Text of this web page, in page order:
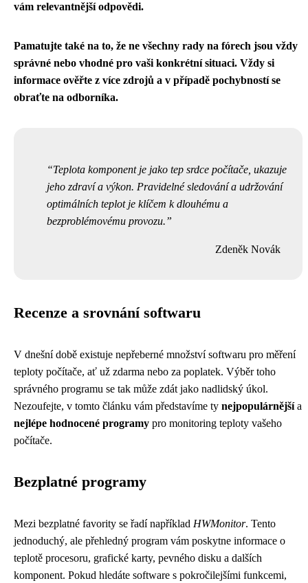
vám relevantnější odpovědi.
Pamatujte také na to, že ne všechny rady na fórech jsou vždy
správné nebo vhodné pro vaši konkrétní situaci. Vždy si
informace ověřte z více zdrojů a v případě pochybností se
obraťte na odborníka.
Teplota komponent je jako tep srdce počítače, ukazuje
jeho zdraví a výkon. Pravidelné sledování a udržování
optimálních teplot je klíčem k dlouhému a
bezproblémovému provozu.
Zdeněk Novák
Recenze a srovnání softwaru
V dnešní době existuje nepřeberné množství softwaru pro měření
teploty počítače, ať už zdarma nebo za poplatek. Výběr toho
správného programu se tak může zdát jako nadlidský úkol.
Nezoufejte, v tomto článku vám představíme ty nejpopulárnějšía
nejlépe hodnocené programy pro monitoring teploty vašeho
počítače.
Bezplatné programy
Mezi bezplatné favority se řadí například HWMonitor. Tento
jednoduchý, ale přehledný program vám poskytne informace o
teplotě procesoru, grafické karty, pevného disku a dalších
komponent. Pokud hledáte software s pokročilejšími funkcemi,